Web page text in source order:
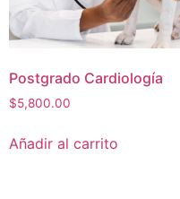
Postgrado Cardiología
$5,800.00
Añadir al carrito